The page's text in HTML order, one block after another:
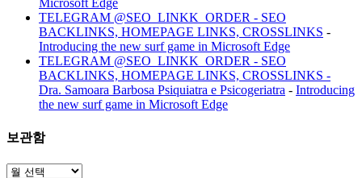
Microsoft Edge
TELEGRAM @SEO_LINKK_ORDER - SEO
BACKLINKS, HOMEPAGE LINKS, CROSSLINKS -
Introducing the new surf game in Microsoft Edge
TELEGRAM @SEO_LINKK_ORDER - SEO
BACKLINKS, HOMEPAGE LINKS, CROSSLINKS -
Dra. Samoara Barbosa Psiquiatra e Psicogeriatra - Introducing
the new surf game in Microsoft Edge
보관함
보